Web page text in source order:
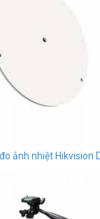
ảnh nhiệt Hikvision